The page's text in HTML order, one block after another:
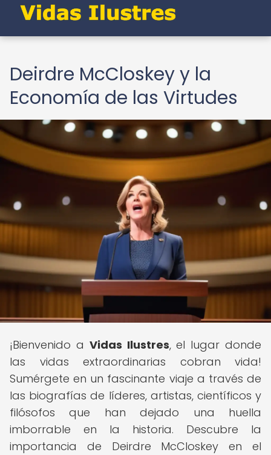
Deirdre McCloskey y la
Economía de las Virtudes
¡Bienvenido a Vidas Ilustres, el lugar donde
las vidas extraordinarias cobran vida!
Sumérgete en un fascinante viaje a través de
las biografías de líderes, artistas, científicos y
filósofos que han dejado una huella
imborrable en la historia. Descubre la
importancia de Deirdre McCloskey en el